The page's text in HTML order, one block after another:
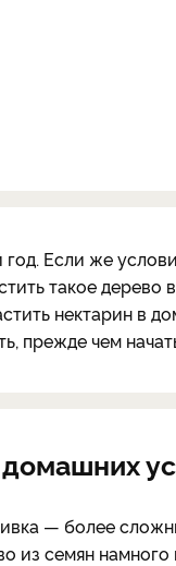
Если же
такое дерево
нектарин в
прежде чем
— более
из семян